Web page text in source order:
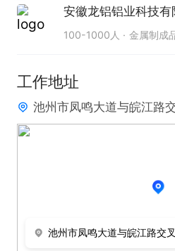
监督 / 协助装车作业，合理
扎、防潮防刮处理，避免运输
全。
三、物流对接与运输跟进
联系物流 / 司机，安排车辆、
跟踪货物在途状态，及时反
安徽龙铝铝业科技有
100-1000人 金属制成
工作地址
池州市凤鸣大道与皖江路
池州市凤鸣大道与皖江路交